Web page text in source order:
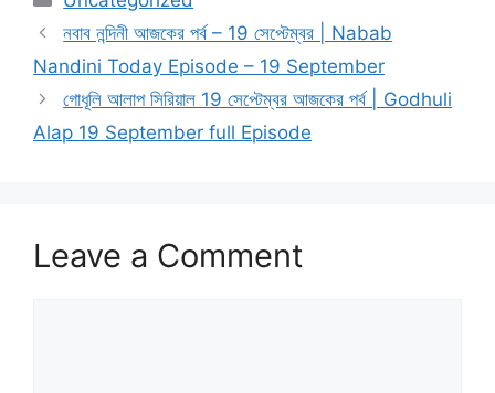
নবাব নন্দিনী আজকের পর্ব – 19 সেপ্টেম্বর | Nabab
Nandini Today Episode – 19 September
গোধূলি আলাপ সিরিয়াল 19 সেপ্টেম্বর আজকের পর্ব | Godhuli
Alap 19 September full Episode
Leave a Comment